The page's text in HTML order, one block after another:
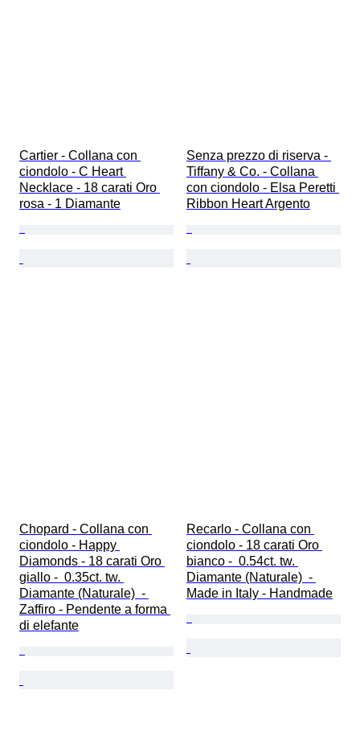
Cartier - Collana con
ciondolo - C Heart
Necklace - 18 carati Oro
rosa - 1 Diamante
Senza prezzo di riserva -
Tiffany & Co. - Collana
con ciondolo - Elsa Peretti
Ribbon Heart Argento
Chopard - Collana con
ciondolo - Happy
Diamonds - 18 carati Oro
giallo -  0.35ct. tw.
Diamante (Naturale)  -
Zaffiro - Pendente a forma
di elefante
Recarlo - Collana con
ciondolo - 18 carati Oro
bianco -  0.54ct. tw.
Diamante (Naturale)  -
Made in Italy - Handmade